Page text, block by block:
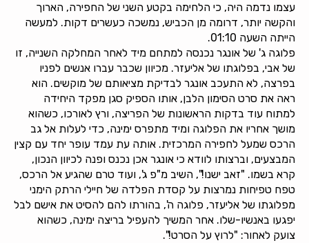
עצמו נדמה היה, כי הלחימה בקטע השני של החפירה, הארוך
והקשה יותר, דרומה מן הכביש, נמשכה כעשרים דקות. למעשה
הייתה השעה 01:10.
פלוגה ג' של אונגר נכנסה למתחם מיד לאחר המחלקה השנייה, זו
של אבי, בפלוגתו של אליעזר. מכיוון שכבר עברו אנשים לפניו
בפרצה, לא התעכב אונגר לבדיקת מציאותם של מוקשים. הוא
ראה את סרט הסימון הלבן, אותו הספיק סגן מפקד היחידה
למתוח עוד בדקות הראשונות של הפריצה, ורץ לאורכו, כשהוא
מושך אחריו את הפלוגה ומיד מתפרס ימינה, כדי לעלות אל גב
הרכס שמעל לחפירה המרכזית. אותה עת עמד עופר יחד עם קצין
המבצעים, וברצותו לוודא כי אונגר אכן נכנס ופנה לכיוון הנכון,
קרא בשמו. "זאב ישנו!", השיב מ"פ ג', ועוד טרם שהגיע אל הרכס,
טפח טפיחות נמרצות על קסדת הפלדה של חיילי הרתק הימני
מפלוגתו של אליעזר, פלוגה ה', בהורתו להם להסיט את אישם לבל
יפגעו באנשיו-שלו. אחר המשיך להעפיל בריצה ימינה, כשהוא
צועק לאחור: "לרוץ על הסרט!".